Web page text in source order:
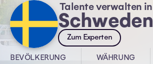
Talente verwalten in
Schweden
Zum Experten
BEVÖLKERUNG WÄHRUNG